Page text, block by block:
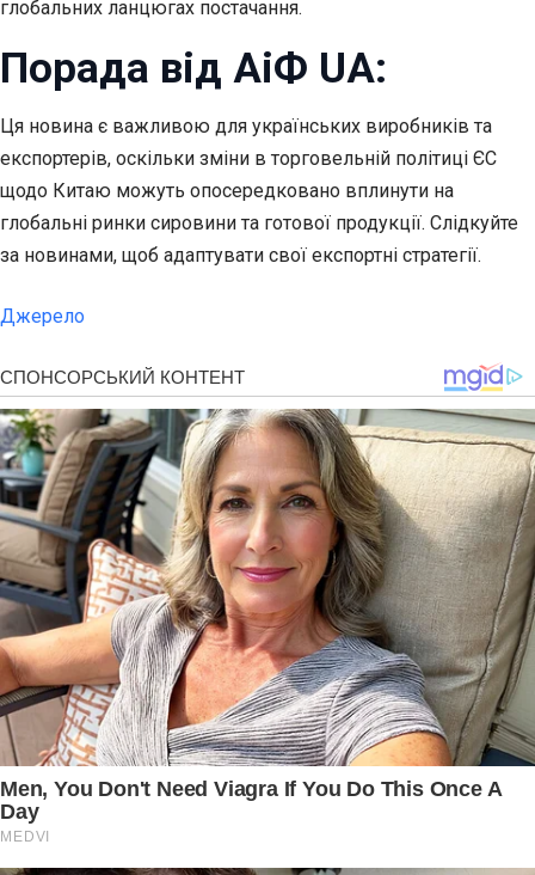
глобальних ланцюгах постачання.
Порада від АіФ UA:
Ця новина є важливою для українських виробників та
експортерів, оскільки зміни в торговельній політиці ЄС
щодо Китаю можуть опосередковано вплинути на
глобальні ринки сировини та готової продукції. Слідкуйте
за новинами, щоб адаптувати свої експортні стратегії.
Джерело